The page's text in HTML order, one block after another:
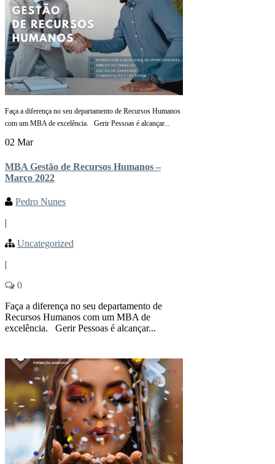
Faça a diferença no seu departamento de Recursos Humanos
com um MBA de excelência. Gerir Pessoas é alcançar...
02 Mar
MBA Gestão de Recursos Humanos –
Março 2022
Pedro Nunes
|
Uncategorized
|
0
Faça a diferença no seu departamento de
Recursos Humanos com um MBA de
excelência. Gerir Pessoas é alcançar...